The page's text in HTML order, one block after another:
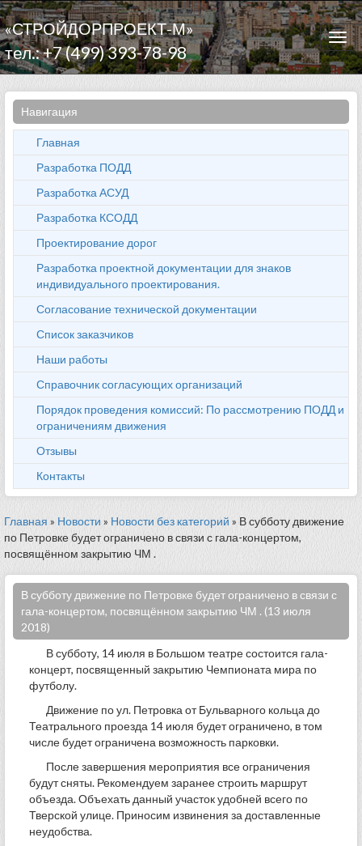
«СТРОЙДОРПРОЕКТ-М»
тел.: +7 (499) 393-78-98
Навигация
Главная
Разработка ПОДД
Разработка АСУД
Разработка КСОДД
Проектирование дорог
Разработка проектной документации для знаков
индивидуального проектирования.
Согласование технической документации
Список заказчиков
Наши работы
Справочник согласующих организаций
Порядок проведения комиссий: По рассмотрению ПОДД и
ограничениям движения
Отзывы
Контакты
Главная » Новости » Новости без категорий » В субботу движение
по Петровке будет ограничено в связи с гала-концертом,
посвящённом закрытию ЧМ .
В субботу движение по Петровке будет ограничено в связи с
гала-концертом, посвящённом закрытию ЧМ . (13 июля
2018)
В субботу, 14 июля в Большом театре состоится гала-
концерт, посвященный закрытию Чемпионата мира по
футболу.
Движение по ул. Петровка от Бульварного кольца до
Театрального проезда 14 июля будет ограничено, в том
числе будет ограничена возможность парковки.
После завершения мероприятия все ограничения
будут сняты. Рекомендуем заранее строить маршрут
объезда. Объехать данный участок удобней всего по
Тверской улице. Приносим извинения за доставленные
неудобства.